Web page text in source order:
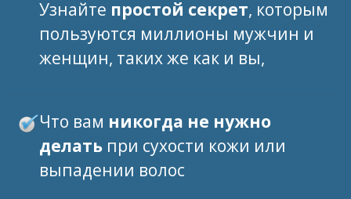
Узнайте простой секрет, которым
пользуются миллионы мужчин и
женщин, таких же как и вы,
Что вам никогда не нужно
делать при сухости кожи или
выпадении волос